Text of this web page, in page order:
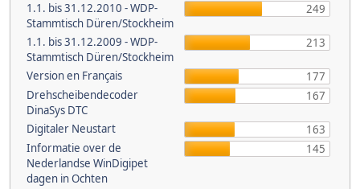
1.1. bis 31.12.2010 - WDP-
Stammtisch Düren/Stockheim
249
1.1. bis 31.12.2009 - WDP-
Stammtisch Düren/Stockheim
213
Version en Français
177
Drehscheibendecoder
DinaSys DTC
167
Digitaler Neustart
163
Informatie over de
Nederlandse WinDigipet
dagen in Ochten
145